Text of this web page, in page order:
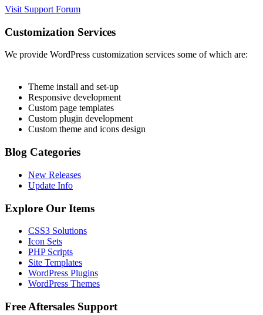
Visit Support Forum
Customization Services
We provide WordPress customization services some of which are:
Theme install and set-up
Responsive development
Custom page templates
Custom plugin development
Custom theme and icons design
Blog Categories
New Releases
Update Info
Explore Our Items
CSS3 Solutions
Icon Sets
PHP Scripts
Site Templates
WordPress Plugins
WordPress Themes
Free Aftersales Support